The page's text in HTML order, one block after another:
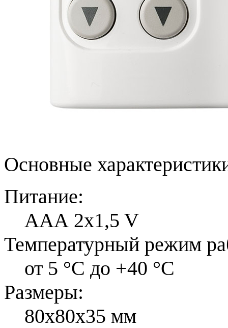
Основные
Питание:
ААА 2x1,5 V
Температурный режим
от 5 °С до +40 °С
Размеры:
80x80x35 мм